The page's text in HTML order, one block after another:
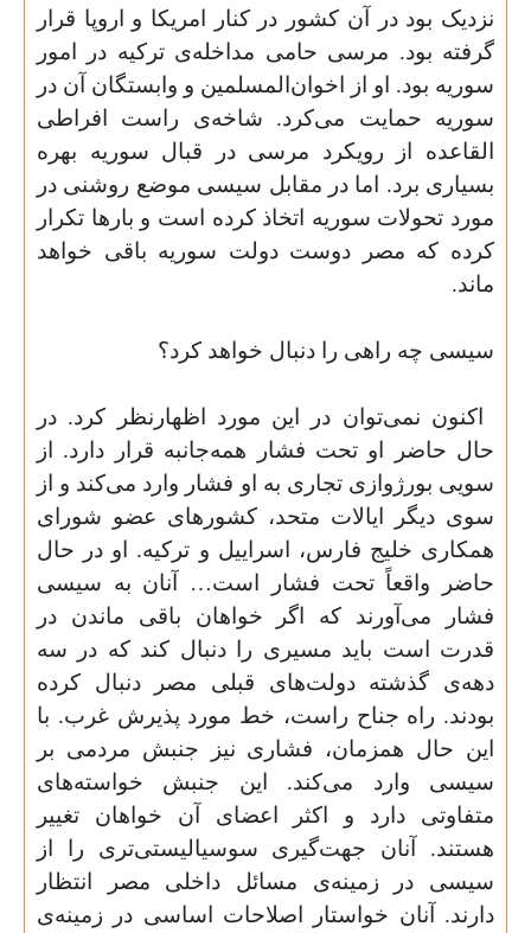
نزدیک بود در آن کشور در کنار امریکا و اروپا قرار
گرفته بود. مرسی حامی مداخله‌ی ترکیه در امور
سوریه بود. او از اخوان‌المسلمین و وابستگان آن در
سوریه حمایت می‌کرد. شاخه‌ی راست افراطی
القاعده از رویکرد مرسی در قبال سوریه بهره
بسیاری برد. اما در مقابل سیسی موضع روشنی در
مورد تحولات سوریه اتخاذ کرده است و بارها تکرار
کرده که مصر دوست دولت سوریه باقی خواهد
ماند.
سیسی چه راهی را دنبال خواهد کرد؟
اکنون نمی‌توان در این مورد اظهارنظر کرد. در
حال حاضر او تحت فشار همه‌جانبه قرار دارد. از
سویی بورژوازی تجاری به او فشار وارد می‌کند و از
سوی دیگر ایالات متحد، کشورهای عضو شورای
همکاری خلیج فارس، اسراییل و ترکیه. او در حال
حاضر واقعاً تحت فشار است… آنان به سیسی
فشار می‌آورند که اگر خواهان باقی ماندن در
قدرت است باید مسیری را دنبال کند که در سه
دهه‌ی گذشته دولت‌های قبلی مصر دنبال کرده
بودند. راه جناح راست، خط مورد پذیرش غرب. با
این حال همزمان، فشاری نیز جنبش مردمی بر
سیسی وارد می‌کند. این جنبش خواسته‌های
متفاوتی دارد و اکثر اعضای آن خواهان تغییر
هستند. آنان جهت‌گیری سوسیالیستی‌تری را از
سیسی در زمینه‌ی مسائل داخلی مصر انتظار
دارند. آنان خواستار اصلاحات اساسی در زمینه‌ی